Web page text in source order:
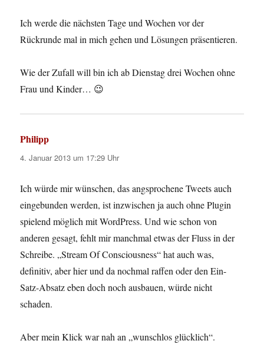
Ich werde die nächsten Tage und Wochen vor der
Rückrunde mal in mich gehen und Lösungen präsentieren.
Wie der Zufall will bin ich ab Dienstag drei Wochen ohne
Frau und Kinder… 😉
Philipp
4. Januar 2013 um 17:29 Uhr
Ich würde mir wünschen, das angsprochene Tweets auch
eingebunden werden, ist inzwischen ja auch ohne Plugin
spielend möglich mit WordPress. Und wie schon von
anderen gesagt, fehlt mir manchmal etwas der Fluss in der
Schreibe. „Stream Of Consciousness“ hat auch was,
definitiv, aber hier und da nochmal raffen oder den Ein-
Satz-Absatz eben doch noch ausbauen, würde nicht
schaden.
Aber mein Klick war nah an „wunschlos glücklich“.